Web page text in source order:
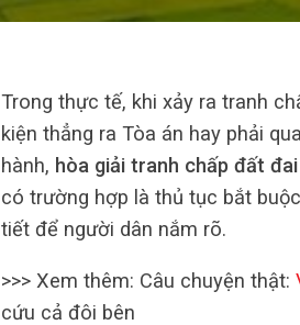
Trong thực tế, khi xảy ra tranh
kiện thẳng ra Tòa án hay phải
hành, hòa giải tranh chấp đất đai
có trường hợp là thủ tục bắt
tiết để người dân nắm rõ.
>>> Xem thêm: Câu chuyện thật:
cứu cả đôi bên